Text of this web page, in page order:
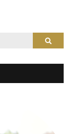
Search